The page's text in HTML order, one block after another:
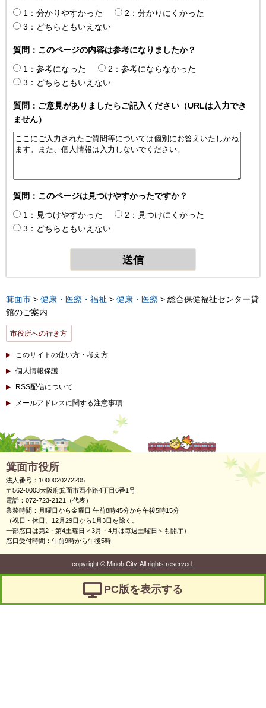
1：分かりやすかった
2：分かりにくかった
3：どちらともいえない
質問：このページの内容は参考になりましたか？
1：参考になった
2：参考にならなかった
3：どちらともいえない
質問：ご意見がありましたらご記入ください（URLは入力でき
ません）
質問：このページは見つけやすかったですか？
1：見つけやすかった
2：見つけにくかった
3：どちらともいえない
箕面市 > 健康・医療・福祉 > 健康・医療 > 総合保健福祉センター貸
館のご案内
市役所への行き方
このサイトの使い方・考え方
個人情報保護
RSS配信について
メールアドレスに関する注意事項
箕面市役所
法人番号：1000020272205
〒562-0003大阪府箕面市西小路4丁目6番1号
電話：072-723-2121（代表）
業務時間：月曜日から金曜日 午前8時45分から午後5時15分
（祝日・休日、12月29日から1月3日を除く。
一部窓口は第2・第4土曜日＜3月・4月は毎週土曜日＞も開庁）
窓口受付時間：午前9時から午後5時
copyright© Minoh City. All rights reserved.
PC版を表示する